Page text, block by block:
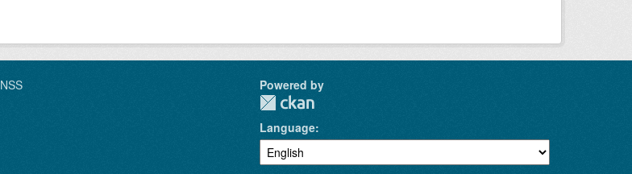
Powered by
Language